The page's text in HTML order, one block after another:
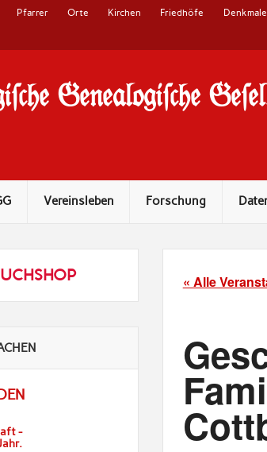
Pfarrer Orte Kirchen Friedhöfe Denkmale
Genealogi#che
Vereinsleben Forschung
« Alle
-